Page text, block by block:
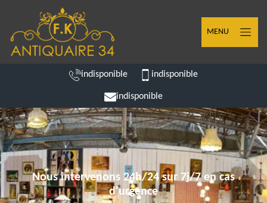
MENU
indisponible indisponible
indisponible
Nous intervenons 24h/24 sur 7j/7 en cas
d'urgence